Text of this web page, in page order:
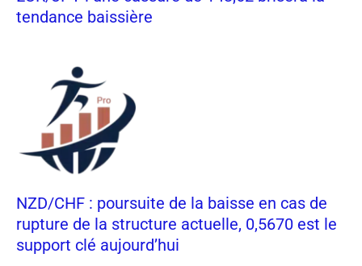
tendance baissière
NZD/CHF : poursuite de la baisse en cas de
rupture de la structure actuelle, 0,5670 est le
support clé aujourd’hui